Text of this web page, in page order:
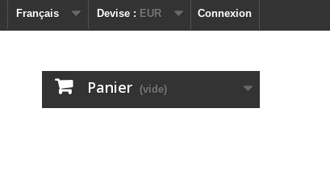
Connexion
Devise : EUR
Français
Panier (vide)